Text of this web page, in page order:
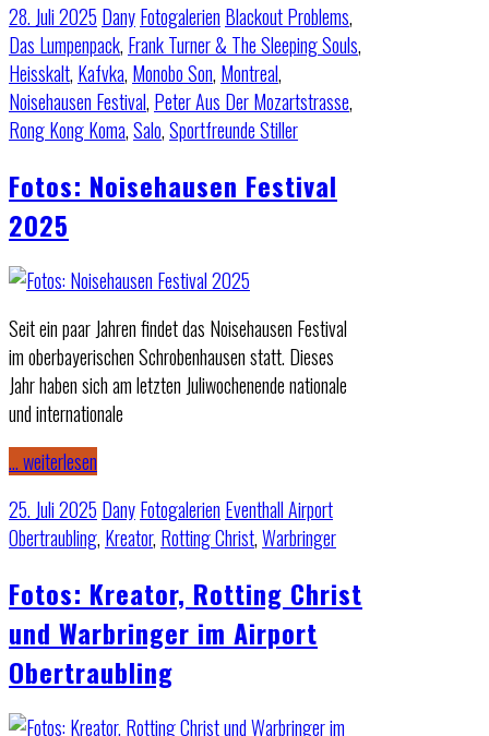
28. Juli 2025 DanyFotogalerien Blackout Problems,
Das Lumpenpack, Frank Turner & The Sleeping Souls,
Heisskalt, Kafvka, Monobo Son, Montreal,
Noisehausen Festival, Peter Aus Der Mozartstrasse,
Rong Kong Koma,Salo,Sportfreunde Stiller
Fotos: Noisehausen Festival
2025
Seit ein paar Jahren findet das Noisehausen Festival
im oberbayerischen Schrobenhausen statt. Dieses
Jahr haben sich am letzten Juliwochenende nationale
und internationale
… weiterlesen
25. Juli 2025 DanyFotogalerien Eventhall Airport
Obertraubling, Kreator, Rotting Christ,Warbringer
Fotos: Kreator, Rotting Christ
und Warbringer im Airport
Obertraubling